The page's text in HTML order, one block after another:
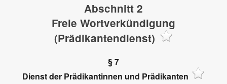
Abschnitt 2
Freie Wortverkündigung
(Prädikantendienst)
§ 7
Dienst der Prädikantinnen und Prädikanten